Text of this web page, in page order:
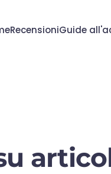
RecensioniGuide